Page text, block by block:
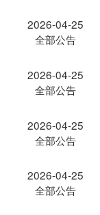
2026-04-25
全部公告
2026-04-25
全部公告
2026-04-25
全部公告
2026-04-25
全部公告